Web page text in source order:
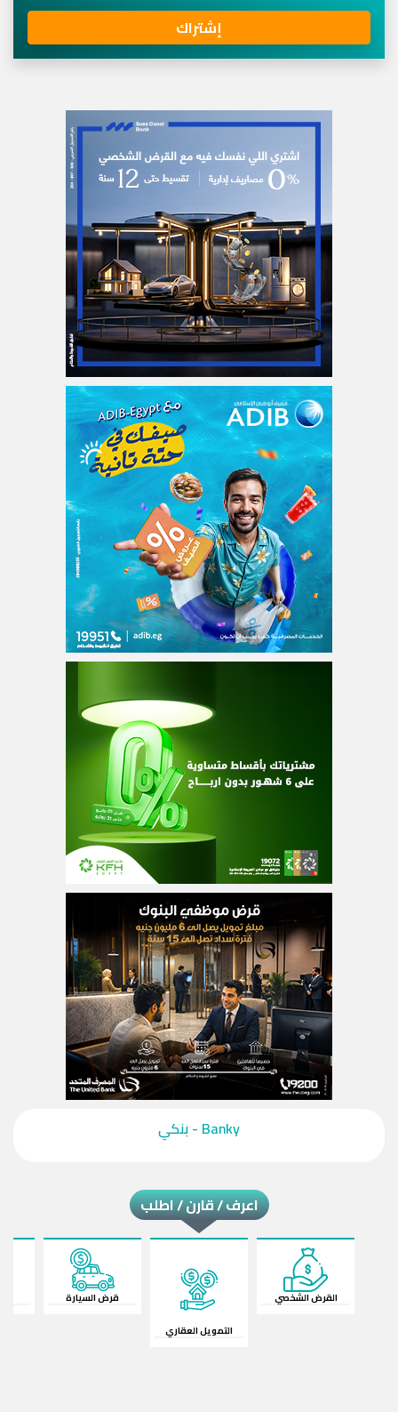
‎Banky - بنكي‎
اعرف / قارن / اطلب
القرض الشخصي
التمويل العقاري
قرض السيارة